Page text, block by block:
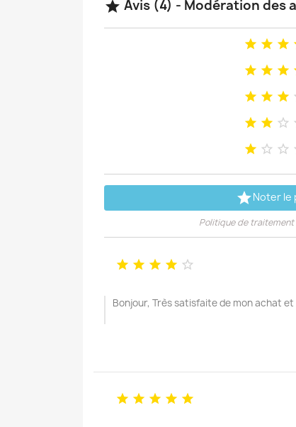
 Avis (4) - Modération des
  
  
  
  
  
Noter le
Politique de
    
Bonjour, Très satisfaite de mon achat
    